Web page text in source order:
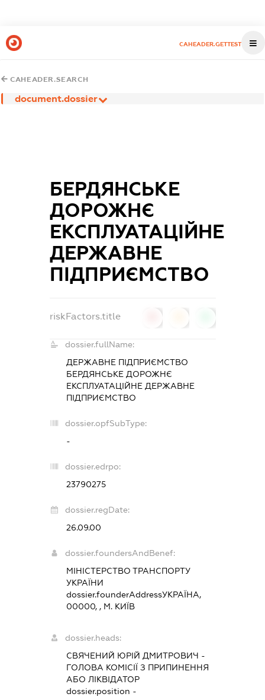
CAHEADER.GETTEST
CAHEADER.SEARCH
document.dossier
БЕРДЯНСЬКЕ
ДОРОЖНЄ
ЕКСПЛУАТАЦІЙНЕ
ДЕРЖАВНЕ
ПІДПРИЄМСТВО
riskFactors.title
dossier.fullName:
ДЕРЖАВНЕ ПІДПРИЄМСТВО
БЕРДЯНСЬКЕ ДОРОЖНЄ
ЕКСПЛУАТАЦІЙНЕ ДЕРЖАВНЕ
ПІДПРИЄМСТВО
dossier.opfSubType:
-
dossier.edrpo:
23790275
dossier.regDate:
26.09.00
dossier.foundersAndBenef:
МІНІСТЕРСТВО ТРАНСПОРТУ
УКРАЇНИ
dossier.founderAddressУКРАЇНА,
00000, , М. КИЇВ
dossier.heads:
СВЯЧЕНИЙ ЮРІЙ ДМИТРОВИЧ -
ГОЛОВА КОМІСІЇ З ПРИПИНЕННЯ
АБО ЛІКВІДАТОР
dossier.position -